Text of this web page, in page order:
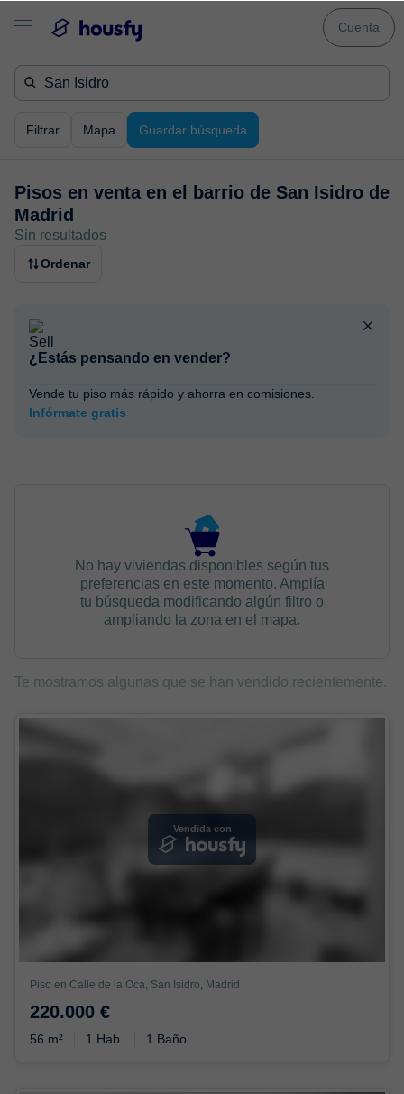
Cuenta
Filtrar Mapa Guardar búsqueda
Pisos en venta en el barrio de San Isidro de
Madrid
Sin resultados
Ordenar
¿Estás pensando en vender?
Vende tu piso más rápido y ahorra en comisiones.
Infórmate gratis
No hay viviendas disponibles según tus
preferencias en este momento. Amplía
tu búsqueda modificando algún filtro o
ampliando la zona en el mapa.
Te mostramos algunas que se han vendido recientemente.
Vendida con
Piso en Calle de la Oca, San Isidro, Madrid
220.000 €
56 m² 1 Hab. 1 Baño